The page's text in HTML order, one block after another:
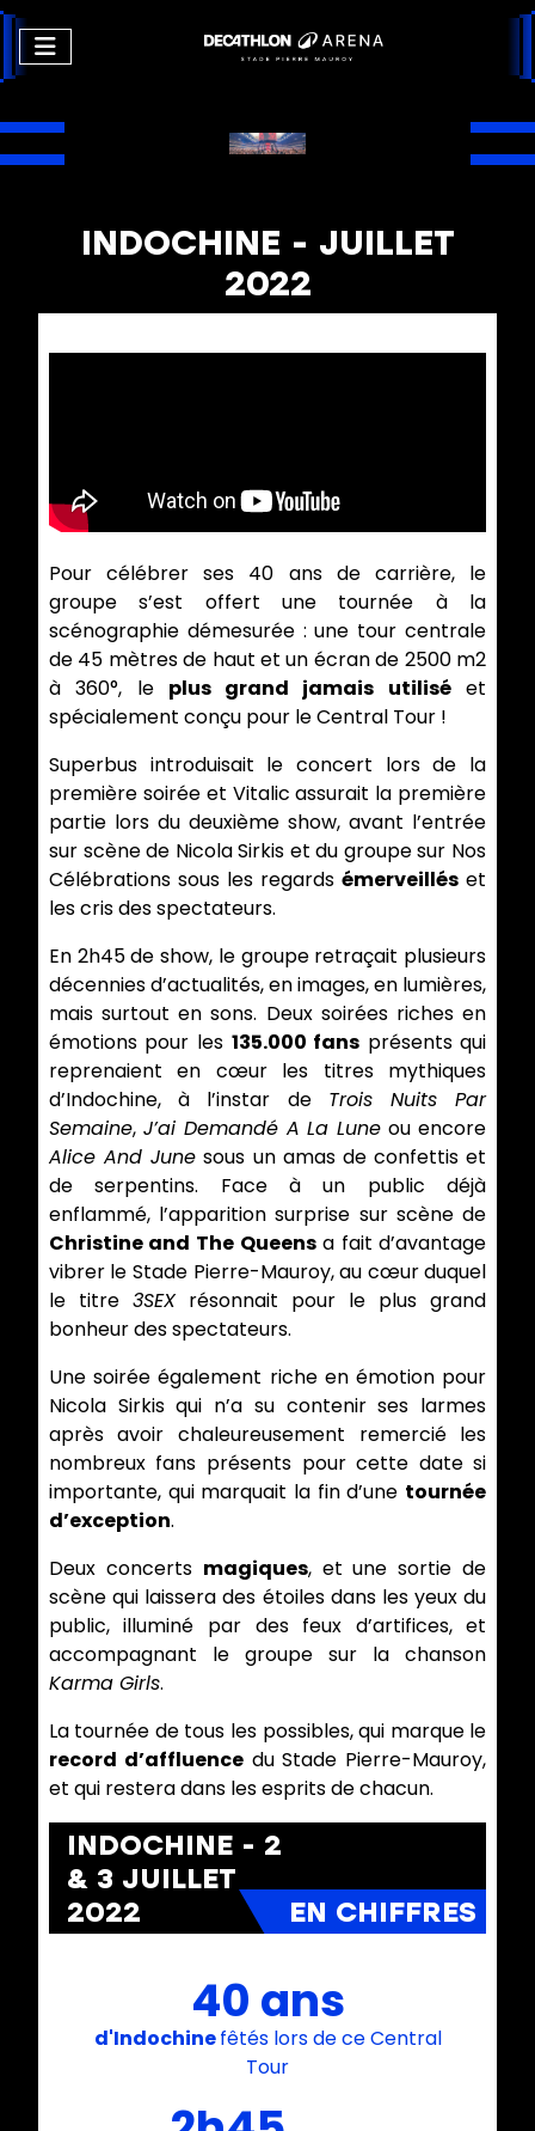
INDOCHINE - JUILLET
2022
Pour célébrer ses 40 ans de carrière, le
groupe s’est offert une tournée à la
scénographie démesurée : une tour centrale
de 45 mètres de haut et un écran de 2500 m2
à 360°, le plus grand jamais utiliséet
spécialement conçu pour le Central Tour !
Superbus introduisait le concert lors de la
première soirée et Vitalic assurait la première
partie lors du deuxième show, avant l’entrée
sur scène de Nicola Sirkis et du groupe sur Nos
Célébrations sous les regardsémerveillés et
les cris des spectateurs.
En 2h45 de show, le groupe retraçait plusieurs
décennies d’actualités, en images, en lumières,
mais surtout en sons. Deux soirées riches en
émotions pour les 135.000 fans présents qui
reprenaient en cœur les titres mythiques
d’Indochine, à l’instar de Trois Nuits Par
Semaine, J’ai Demandé A La Lune ou encore
Alice And June sous un amas de confettis et
de serpentins. Face à un public déjà
enflammé, l’apparition surprise sur scène de
Christine and The Queensa fait d’avantage
vibrer le Stade Pierre-Mauroy, au cœur duquel
le titre 3SEXrésonnait pour le plus grand
bonheur des spectateurs.
Une soirée également riche en émotion pour
Nicola Sirkis qui n’a su contenir ses larmes
après avoir chaleureusement remercié les
nombreux fans présents pour cette date si
importante, qui marquait la fin d’une tournée
d’exception.
Deux concerts magiques, et une sortie de
scène qui laissera des étoiles dans les yeux du
public, illuminé par des feux d’artifices, et
accompagnant le groupe sur la chanson
Karma Girls.
La tournée de tous les possibles, qui marque le
record d’affluencedu Stade Pierre-Mauroy,
et qui restera dans les esprits de chacun.
INDOCHINE - 2
& 3 JUILLET
2022
40 ans
d'Indochinefêtés lors de ce Central
Tour